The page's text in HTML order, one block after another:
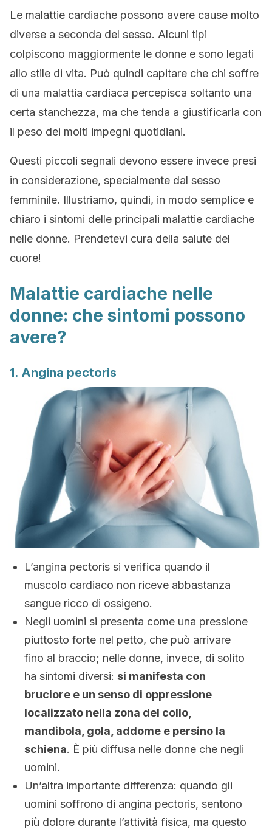
Le malattie cardiache possono avere cause molto
diverse a seconda del sesso. Alcuni tipi
colpiscono maggiormente le donne e sono legati
allo stile di vita. Può quindi capitare che chi soffre
di una malattia cardiaca percepisca soltanto una
certa stanchezza, ma che tenda a giustificarla con
il peso dei molti impegni quotidiani.
Questi piccoli segnali devono essere invece presi
in considerazione, specialmente dal sesso
femminile. Illustriamo, quindi, in modo semplice e
chiaro i sintomi delle principali malattie cardiache
nelle donne. Prendetevi cura della salute del
cuore!
Malattie cardiache nelle
donne: che sintomi possono
avere?
1. Angina pectoris
L’angina pectoris si verifica quando il
muscolo cardiaco non riceve abbastanza
sangue ricco di ossigeno.
Negli uomini si presenta come una pressione
piuttosto forte nel petto, che può arrivare
fino al braccio; nelle donne, invece, di solito
ha sintomi diversi: si manifesta con
bruciore e un senso di oppressione
localizzato nella zona del collo,
mandibola, gola, addome e persino la
schiena. È più diffusa nelle donne che negli
uomini.
Un’altra importante differenza: quando gli
uomini soffrono di angina pectoris, sentono
più dolore durante l’attività fisica, ma questo